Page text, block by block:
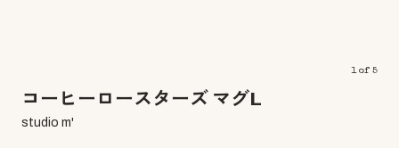
1of 5
コーヒーロースターズ マグL
studio m'